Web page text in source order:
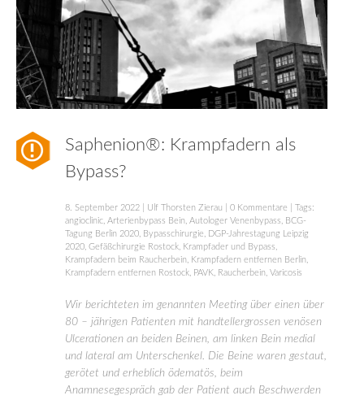
Saphenion®: Krampfadern als
Bypass?
8. September 2022 Ulf Thorsten Zierau 0 Kommentare | Tags:
angioclinic Arterienbypass Bein Autologer Venenbypass
BCG-
Tagung Berlin 2020
Bypasschirurgie
DGP-Jahrestagung Leipzig
2020 Gefäßchirurgie Rostock Krampfader und Bypass
Krampfadern beim Raucherbein
Krampfadern entfernen Berlin
Krampfadern entfernen Rostock
PAVK Raucherbein Varicosis
Wir berichteten im genannten Meeting über einen über
80 – jährigen Patienten mit handtellergrossen venösen
Ulcerationen an beiden Beinen, am linken Bein medial
und lateral am Unterschenkel. Die Beine waren gestaut,
gerötet und erheblich ödematös, beim
Anamnesegespräch gab der Patient auch Beschwerden